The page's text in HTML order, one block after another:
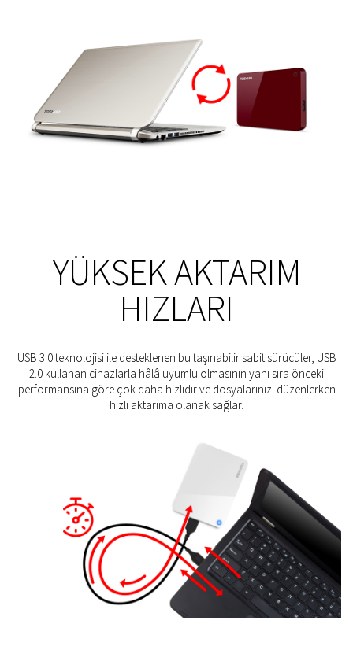
YÜKSEK AKTARIM
HIZLARI
USB 3.0 teknolojisi ile desteklenen bu taşınabilir sabit sürücüler, USB
2.0 kullanan cihazlarla hâlâ uyumlu olmasının yanı sıra önceki
performansına göre çok daha hızlıdır ve dosyalarınızı düzenlerken
hızlı aktarıma olanak sağlar.